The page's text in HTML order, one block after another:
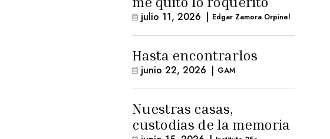
julio 11, 2026 | Edgar Zamora Orpinel
Hasta encontrarlos
junio 22, 2026 | GAM
Nuestras casas,
custodias de la memoria